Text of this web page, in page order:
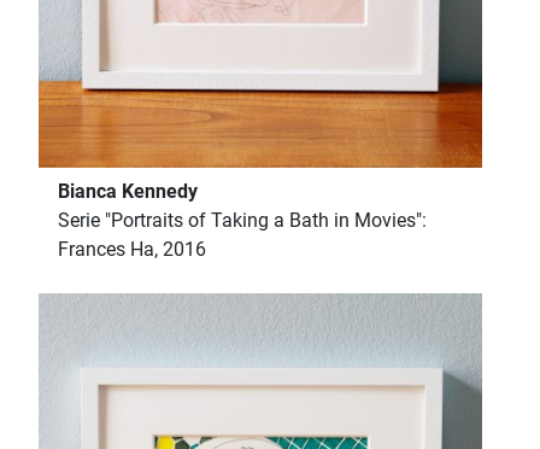
Bianca Kennedy
Serie "Portraits of Taking a Bath in Movies":
Frances Ha, 2016